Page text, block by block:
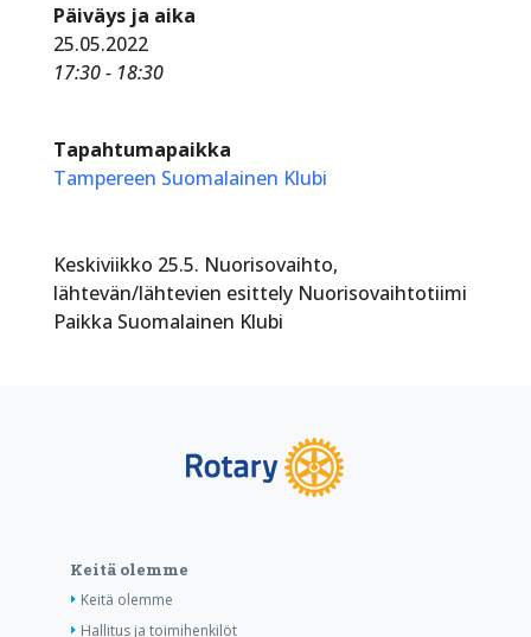
Päiväys ja aika
25.05.2022
17:30 - 18:30
Tapahtumapaikka
Tampereen Suomalainen Klubi
Keskiviikko 25.5. Nuorisovaihto,
lähtevän/lähtevien esittely Nuorisovaihtotiimi
Paikka Suomalainen Klubi
Keitä olemme
Keitä olemme
Hallitus ja toimihenkilöt